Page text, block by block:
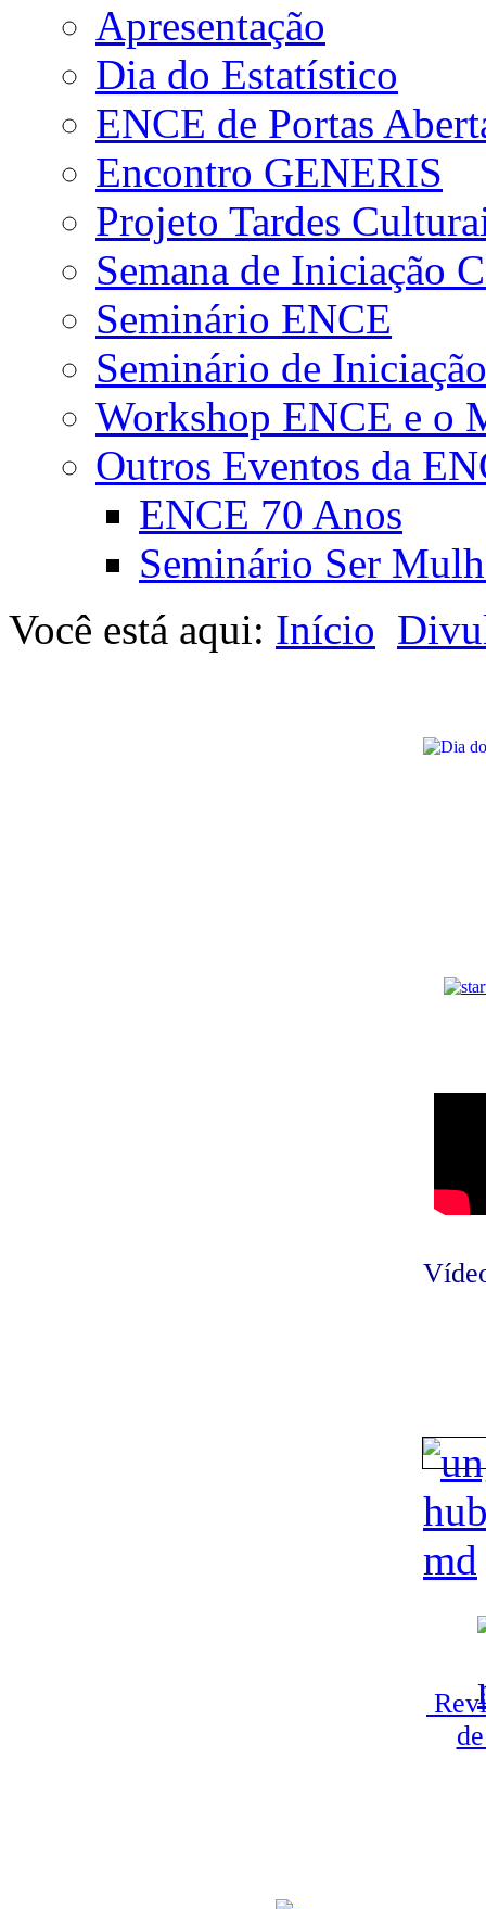
Apresentação
Dia do Estatístico
ENCE de Portas
Encontro GENERIS
Projeto Tardes
Semana de Iniciação
Seminário ENCE
Seminário de
Workshop ENCE e o
Outros Eventos da
ENCE 70 Anos
Seminário Ser
Você está aqui: Início